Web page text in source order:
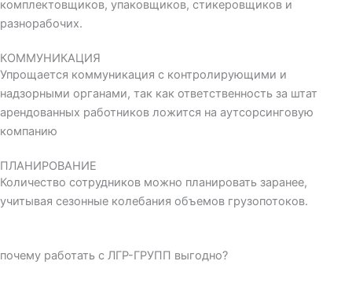
комплектовщиков, упаковщиков, стикеровщиков и
разнорабочих.
КОММУНИКАЦИЯ
Упрощается коммуникация с контролирующими и
надзорными органами, так как ответственность за штат
арендованных работников ложится на аутсорсинговую
компанию
ПЛАНИРОВАНИЕ
Количество сотрудников можно планировать заранее,
учитывая сезонные колебания объемов грузопотоков.
почему работать с ЛГР-ГРУПП выгодно?